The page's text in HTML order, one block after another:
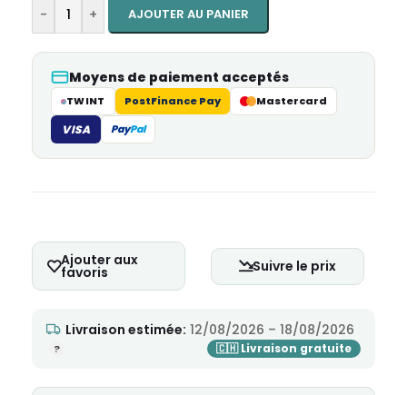
- + AJOUTER AU PANIER
Moyens de paiement acceptés
TWINT PostFinance Pay Mastercard
VISA PayPal
Ajouter aux
favoris Suivre le prix
Livraison estimée: 12/08/2026 – 18/08/2026